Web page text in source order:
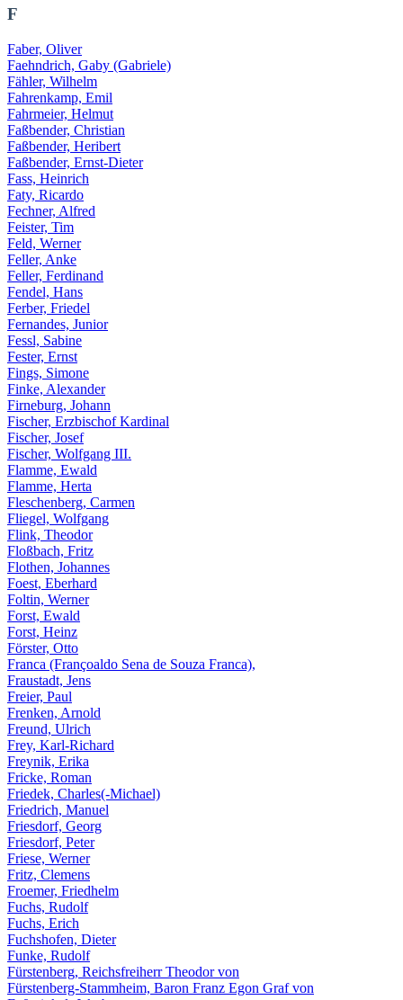
F
Faber, Oliver
Faehndrich, Gaby (Gabriele)
Fähler, Wilhelm
Fahrenkamp, Emil
Fahrmeier, Helmut
Faßbender, Christian
Faßbender, Heribert
Faßbender, Ernst-Dieter
Fass, Heinrich
Faty, Ricardo
Fechner, Alfred
Feister, Tim
Feld, Werner
Feller, Anke
Feller, Ferdinand
Fendel, Hans
Ferber, Friedel
Fernandes, Junior
Fessl, Sabine
Fester, Ernst
Fings, Simone
Finke, Alexander
Firneburg, Johann
Fischer, Erzbischof Kardinal
Fischer, Josef
Fischer, Wolfgang III.
Flamme, Ewald
Flamme, Herta
Fleschenberg, Carmen
Fliegel, Wolfgang
Flink, Theodor
Floßbach, Fritz
Flothen, Johannes
Foest, Eberhard
Foltin, Werner
Forst, Ewald
Forst, Heinz
Förster, Otto
Franca (Françoaldo Sena de Souza Franca),
Fraustadt, Jens
Freier, Paul
Frenken, Arnold
Freund, Ulrich
Frey, Karl-Richard
Freynik, Erika
Fricke, Roman
Friedek, Charles(-Michael)
Friedrich, Manuel
Friesdorf, Georg
Friesdorf, Peter
Friese, Werner
Fritz, Clemens
Froemer, Friedhelm
Fuchs, Rudolf
Fuchs, Erich
Fuchshofen, Dieter
Funke, Rudolf
Fürstenberg, Reichsfreiherr Theodor von
Fürstenberg-Stammheim, Baron Franz Egon Graf von